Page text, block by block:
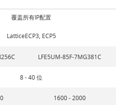
覆盖所有IP配置
LatticeECP3, ECP5
LFE5UM-85F-7MG381C
8 - 40 位
1600 - 2000